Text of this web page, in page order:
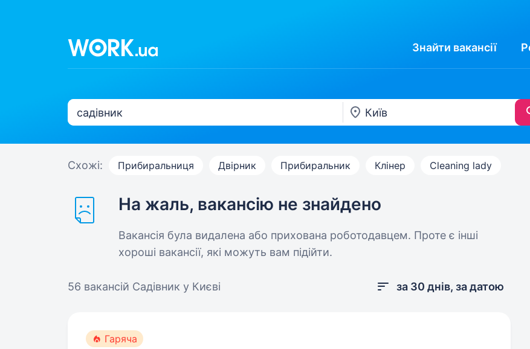
Знайти вакансії
Схожі: Прибиральниця Двірник Прибиральник Клінер Cleaning lady
На жаль, вакансію не знайдено
Вакансія була видалена або прихована роботодавцем. Проте є інші
хороші вакансії, які можуть вам підійти.
56 вакансій Садівник у Києві за 30 днів, за датою
Гаряча